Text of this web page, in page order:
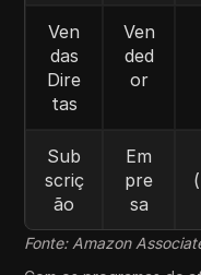
Ven
das
Dire
tas
Ven
ded
or
Sub
scriç
ão
Em
pre
sa
Fonte: Amazon